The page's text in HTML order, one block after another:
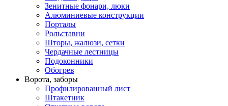
Зенитные фонари, люки
Алюминиевые конструкции
Порталы
Рольставни
Шторы, жалюзи, сетки
Чердачные лестницы
Подоконники
Обогрев
Ворота, заборы
Профилированный лист
Штакетник